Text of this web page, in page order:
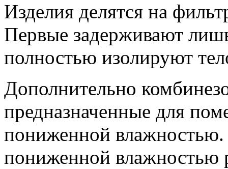
Изделия делятся на
Первые задерживают
полностью изолируют
Дополнительно
предназначенные для
пониженной
пониженной влажностью